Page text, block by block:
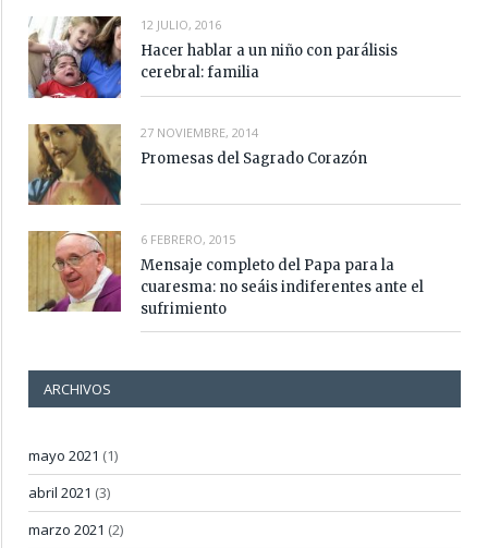
12 JULIO, 2016
Hacer hablar a un niño con parálisis
cerebral: familia
27 NOVIEMBRE, 2014
Promesas del Sagrado Corazón
6 FEBRERO, 2015
Mensaje completo del Papa para la
cuaresma: no seáis indiferentes ante el
sufrimiento
ARCHIVOS
mayo 2021 (1)
abril 2021 (3)
marzo 2021 (2)